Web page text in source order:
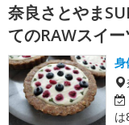
奈良さとやま
てのRAWスイ
身
は